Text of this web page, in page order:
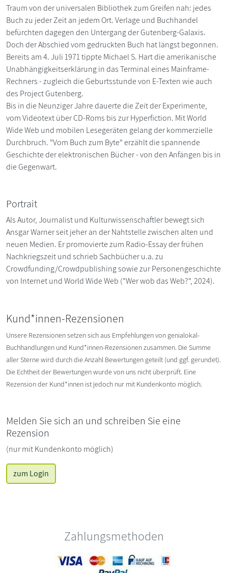
Traum von der universalen Bibliothek zum Greifen nah: jedes
Buch zu jeder Zeit an jedem Ort. Verlage und Buchhandel
befürchten dagegen den Untergang der Gutenberg-Galaxis.
Doch der Abschied vom gedruckten Buch hat längst begonnen.
Bereits am 4. Juli 1971 tippte Michael S. Hart die amerikanische
Unabhängigkeitserklärung in das Terminal eines Mainframe-
Rechners - zugleich die Geburtsstunde von E-Texten wie auch
des Project Gutenberg.
Bis in die Neunziger Jahre dauerte die Zeit der Experimente,
vom Videotext über CD-Roms bis zur Hyperfiction. Mit World
Wide Web und mobilen Lesegeräten gelang der kommerzielle
Durchbruch. "Vom Buch zum Byte" erzählt die spannende
Geschichte der elektronischen Bücher - von den Anfängen bis in
die Gegenwart.
Portrait
Als Autor, Journalist und Kulturwissenschaftler bewegt sich
Ansgar Warner seit jeher an der Nahtstelle zwischen alten und
neuen Medien. Er promovierte zum Radio-Essay der frühen
Nachkriegszeit und schrieb Sachbücher u.a. zu
Crowdfunding/Crowdpublishing sowie zur Personengeschichte
von Internet und World Wide Web ("Wer wob das Web?", 2024).
Kund*innen-Rezensionen
Unsere Rezensionen setzen sich aus Empfehlungen von genialokal-
Buchhandlungen und Kund*innen-Rezensionen zusammen. Die Summe
aller Sterne wird durch die Anzahl Bewertungen geteilt (und ggf. gerundet).
Die Echtheit der Bewertungen wurde von uns nicht überprüft. Eine
Rezension der Kund*innen ist jedoch nur mit Kundenkonto möglich.
Melden Sie sich an und schreiben Sie eine
Rezension
(nur mit Kundenkonto möglich)
zum Login
Zahlungsmethoden